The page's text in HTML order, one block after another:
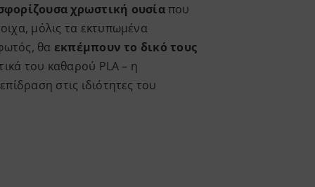
χρωστική ουσίαπου
μόλις τα εκτυπωμένα
θα εκπέμπουν το δικό τους
του καθαρού PLA – η
στις ιδιότητες του